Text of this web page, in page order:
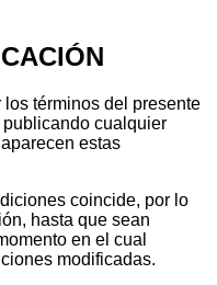
los términos del presente
publicando cualquier
estas
coincide, por lo
hasta que sean
en el cual
modificadas.